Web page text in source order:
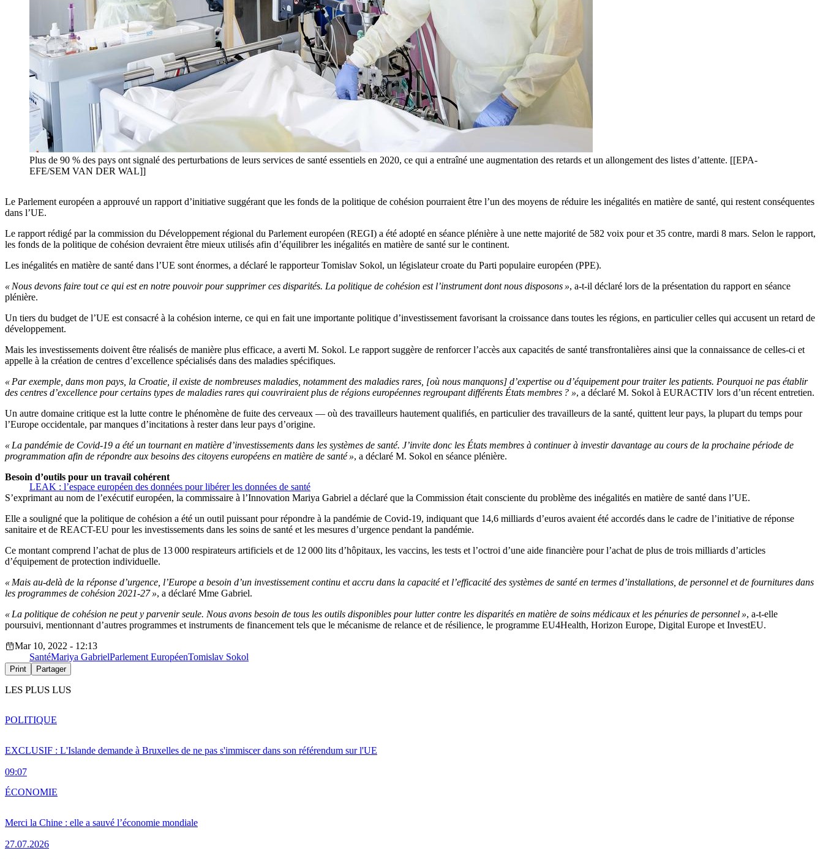
Plus de 90 % des pays ont signalé des perturbations de leurs services de santé essentiels en 2020, ce qui a entraîné une augmentation des retards et un allongement des listes d’attente. [[EPA-
EFE/SEM VAN DER WAL]]
Le Parlement européen a approuvé un rapport d’initiative suggérant que les fonds de la politique de cohésion pourraient être l’un des moyens de réduire les inégalités en matière de santé, qui restent conséquentes
dans l’UE.
Le rapport rédigé par la commission du Développement régional du Parlement européen (REGI) a été adopté en séance plénière à une nette majorité de 582 voix pour et 35 contre, mardi 8 mars. Selon le rapport,
les fonds de la politique de cohésion devraient être mieux utilisés afin d’équilibrer les inégalités en matière de santé sur le continent.
Les inégalités en matière de santé dans l’UE sont énormes, a déclaré le rapporteur Tomislav Sokol, un législateur croate du Parti populaire européen (PPE).
« Nous devons faire tout ce qui est en notre pouvoir pour supprimer ces disparités. La politique de cohésion est l’instrument dont nous disposons », a-t-il déclaré lors de la présentation du rapport en séance
plénière.
Un tiers du budget de l’UE est consacré à la cohésion interne, ce qui en fait une importante politique d’investissement favorisant la croissance dans toutes les régions, en particulier celles qui accusent un retard de
développement.
Mais les investissements doivent être réalisés de manière plus efficace, a averti M. Sokol. Le rapport suggère de renforcer l’accès aux capacités de santé transfrontalières ainsi que la connaissance de celles-ci et
appelle à la création de centres d’excellence spécialisés dans des maladies spécifiques.
« Par exemple, dans mon pays, la Croatie, il existe de nombreuses maladies, notamment des maladies rares, [où nous manquons] d’expertise ou d’équipement pour traiter les patients. Pourquoi ne pas établir
des centres d’excellence pour certains types de maladies rares qui couvriraient plus de régions européennes regroupant différents États membres ? », a déclaré M. Sokol à EURACTIV lors d’un récent entretien.
Un autre domaine critique est la lutte contre le phénomène de fuite des cerveaux — où des travailleurs hautement qualifiés, en particulier des travailleurs de la santé, quittent leur pays, la plupart du temps pour
l’Europe occidentale, par manques d’incitations à rester dans leur pays d’origine.
« La pandémie de Covid-19 a été un tournant en matière d’investissements dans les systèmes de santé. J’invite donc les États membres à continuer à investir davantage au cours de la prochaine période de
programmation afin de répondre aux besoins des citoyens européens en matière de santé », a déclaré M. Sokol en séance plénière.
LEAK : l’espace européen des données pour libérer les données de santé
Besoin d’outils pour un travail cohérent
S’exprimant au nom de l’exécutif européen, la commissaire à l’Innovation Mariya Gabriel a déclaré que la Commission était consciente du problème des inégalités en matière de santé dans l’UE.
Elle a souligné que la politique de cohésion a été un outil puissant pour répondre à la pandémie de Covid-19, indiquant que 14,6 milliards d’euros avaient été accordés dans le cadre de l’initiative de réponse
sanitaire et de REACT-EU pour les investissements dans les soins de santé et les mesures d’urgence pendant la pandémie.
Ce montant comprend l’achat de plus de 13 000 respirateurs artificiels et de 12 000 lits d’hôpitaux, les vaccins, les tests et l’octroi d’une aide financière pour l’achat de plus de trois milliards d’articles
d’équipement de protection individuelle.
« Mais au-delà de la réponse d’urgence, l’Europe a besoin d’un investissement continu et accru dans la capacité et l’efficacité des systèmes de santé en termes d’installations, de personnel et de fournitures dans
les programmes de cohésion 2021-27 », a déclaré Mme Gabriel.
« La politique de cohésion ne peut y parvenir seule. Nous avons besoin de tous les outils disponibles pour lutter contre les disparités en matière de soins médicaux et les pénuries de personnel », a-t-elle
poursuivi, mentionnant d’autres programmes et instruments de financement tels que le mécanisme de relance et de résilience, le programme EU4Health, Horizon Europe, Digital Europe et InvestEU.
Mar 10, 2022 - 12:13
SantéMariya GabrielParlement EuropéenTomislav Sokol
Print Partager
LES PLUS LUS
EXCLUSIF : L'Islande demande à Bruxelles de ne pas s'immiscer dans son référendum sur l'UE
09:07
POLITIQUE
Merci la Chine : elle a sauvé l’économie mondiale
27.07.2026
ÉCONOMIE